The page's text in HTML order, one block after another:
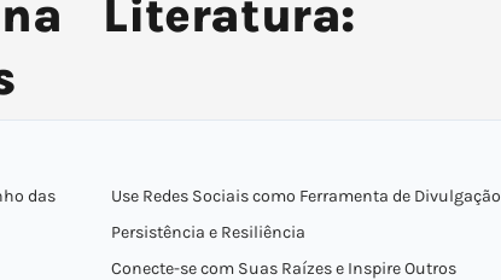
Literatura:
das
Use Redes Sociais como Ferramenta de Divulgação
Persistência e Resiliência
Conecte-se com Suas Raízes e Inspire Outros